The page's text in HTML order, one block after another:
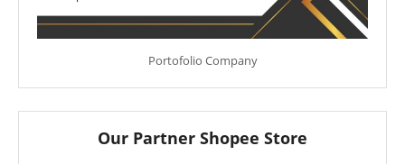
Portofolio Company
Our Partner Shopee Store